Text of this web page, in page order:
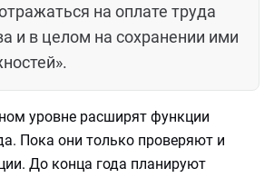
на оплате труда
и в целом на сохранении ими
уровне расширят функции
Пока они только проверяют и
До конца года планируют